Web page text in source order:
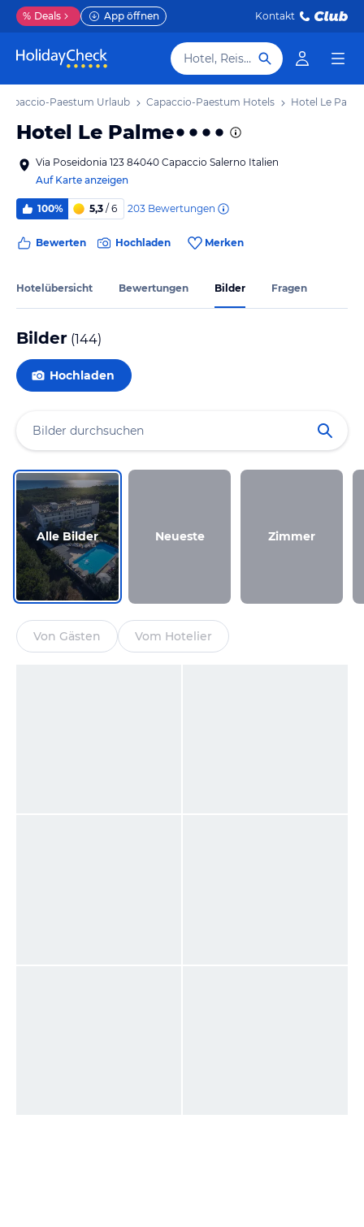
% Deals App öffnen Kontakt
Hotel, Reiseziel
Capaccio-Paestum Urlaub Capaccio-Paestum Hotels Hotel Le
Hotel Le Palme
Via Poseidonia 123 84040 Capaccio Salerno Italien
Auf Karte anzeigen
100% 5,3 / 6 203 Bewertungen
Bewerten Hochladen Merken
Hotelübersicht Bewertungen Bilder Fragen
Bilder (144)
Hochladen
Alle Bilder Neueste Zimmer
Von Gästen Vom Hotelier